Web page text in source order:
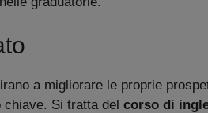
a migliorare le proprie
chiave. Si tratta del corso di